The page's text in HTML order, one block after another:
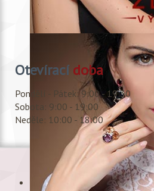
Otevíracídoba
Pondělí - Pátek: 9:00 - 19:30
Sobota: 9:00 - 19:00
Neděle: 10:00 - 18:00
Copyright © 2017 Shala,